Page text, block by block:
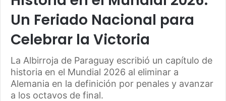
Un Feriado Nacional para
Celebrar la Victoria
La Albirroja de Paraguay escribió un capítulo de
historia en el Mundial 2026 al eliminar a
Alemania en la definición por penales y avanzar
a los octavos de final.